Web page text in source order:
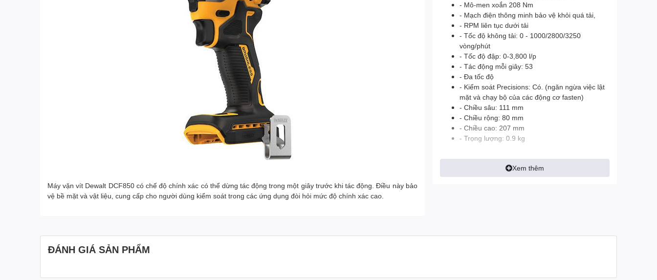
Máy vặn vít Dewalt DCF850 có chế độ chính xác có thể dừng tác động trong một giây trước khi tác động. Điều này bảo
vệ bề mặt và vật liệu, cung cấp cho người dùng kiểm soát trong các ứng dụng đòi hỏi mức độ chính xác cao.
- Mô-men xoắn 208 Nm
- Mạch điện thông minh bảo vệ khỏi quá tải,
- RPM liên tục dưới tải
- Tốc độ không tải: 0 - 1000/2800/3250
vòng/phút
- Tốc độ đập: 0-3,800 l/p
- Tác động mỗi giây: 53
- Đa tốc độ
- Kiểm soát Precisions: Có. (ngăn ngừa việc lật
mặt và chạy bộ của các động cơ fasten)
- Chiều sâu: 111 mm
- Chiều rộng: 80 mm
- Chiều cao: 207 mm
- Trọng lượng: 0.9 kg
Xem thêm
ĐÁNH GIÁ SẢN PHẨM